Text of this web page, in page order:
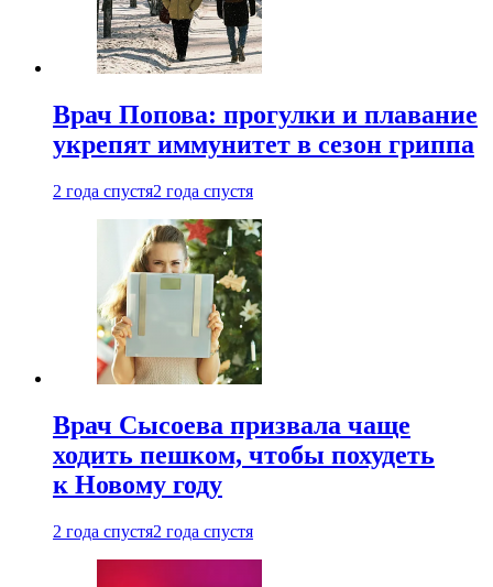
Врач Попова: прогулки и плавание
укрепят иммунитет в сезон гриппа
2 года спустя2 года спустя
Врач Сысоева призвала чаще
ходить пешком, чтобы похудеть
к Новому году
2 года спустя2 года спустя